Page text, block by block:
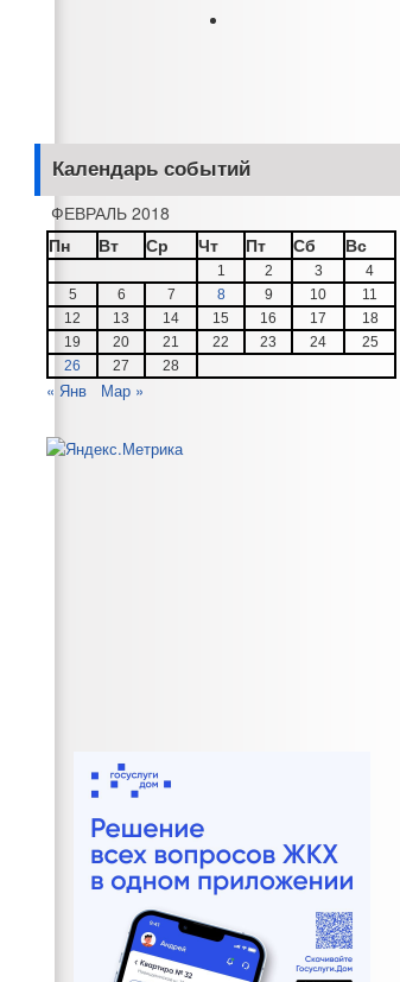
Календарь событий
ФЕВРАЛЬ 2018
Пн
Вт Ср Чт Пт Сб Вс
1 2 3
4
5
6 7 8 9 10
11
12
13 14 15 16 17
18
19
20 21 22 23 24
25
26
27 28
« Янв Мар »